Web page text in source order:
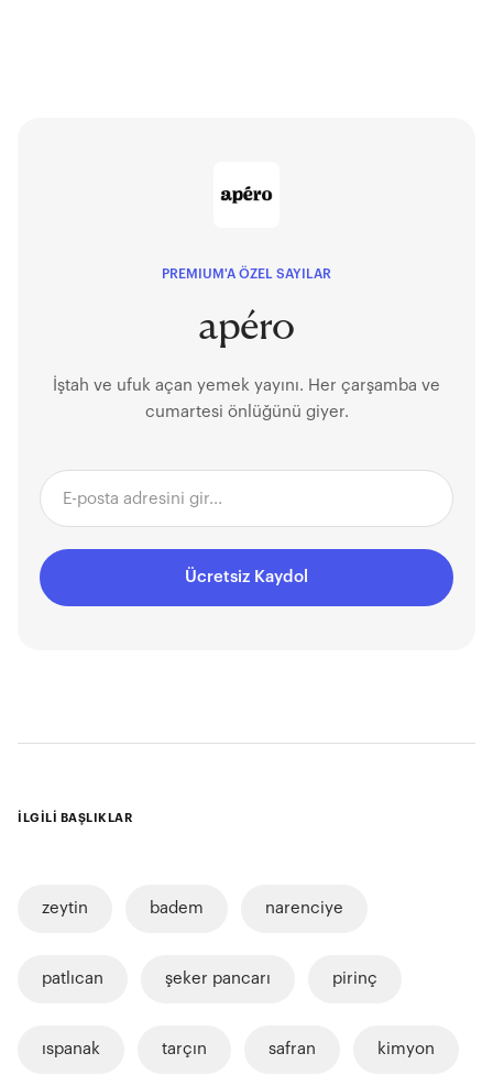
PREMIUM'A ÖZEL SAYILAR
apéro
İştah ve ufuk açan yemek yayını. Her çarşamba ve
cumartesi önlüğünü giyer.
Ücretsiz Kaydol
İLGİLİ BAŞLIKLAR
zeytin badem narenciye
patlıcan şeker pancarı pirinç
ıspanak tarçın safran kimyon